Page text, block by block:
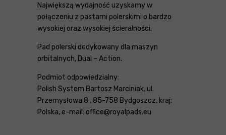
Największą wydajność uzyskamy w
połączeniu z pastami polerskimi o bardzo
wysokiej oraz wysokiej ścieralności.
Pad polerski dedykowany dla maszyn
orbitalnych, Dual – Action.
Podmiot odpowiedzialny:
Polish System Bartosz Marciniak, ul.
Przemysłowa 8 , 85-758 Bydgoszcz, kraj:
Polska, e-mail: office@royalpads.eu